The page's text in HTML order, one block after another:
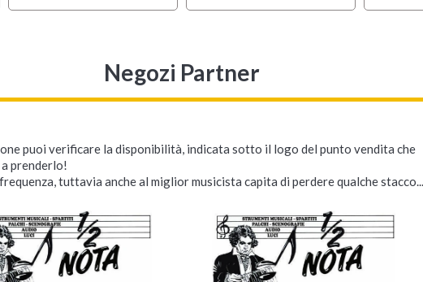
Negozi Partner
puoi verificare la disponibilità, indicata sotto il logo del punto vendita che
prenderlo!
tuttavia anche al miglior musicista capita di perdere qualche stacco...